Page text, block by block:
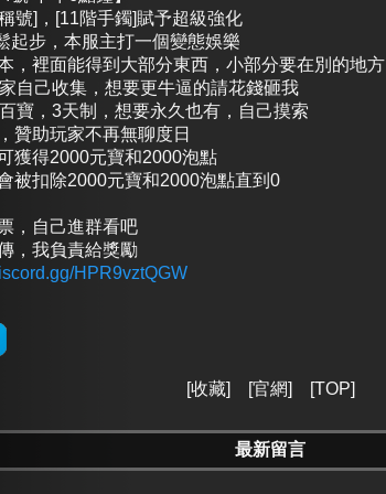
號]，[11階手鐲]賦予超級強化
起步，本服主打一個變態娛樂
，裡面能得到大部分東西，小部分要在別的地方
自己收集，想要更牛逼的請花錢砸我
寶，3天制，想要永久也有，自己摸索
贊助玩家不再無聊度日
獲得2000元寶和2000泡點
被扣除2000元寶和2000泡點直到0
，自己進群看吧
，我負責給獎勵
HPR9vztQGW
[收藏] [官網] [TOP]
最新留言